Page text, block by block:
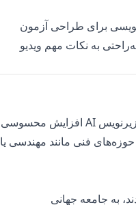
برای طراحی آزمون
به نکات مهم ویدیو
مؤسساتی که برنامه‌های آموزشی دیجیتال ارائه می‌دهند، پس از به‌کارگیری زیرنویس AI افزایش محسوسی
فنی مانند مهندسی یا
به جامعه جهانی